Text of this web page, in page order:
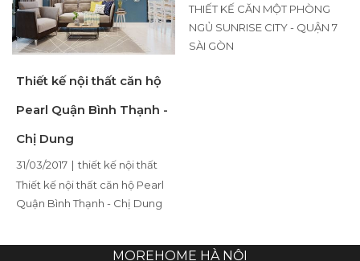
THIẾT KẾ CĂN MỘT PHÒNG
NGỦ SUNRISE CITY - QUẬN 7
SÀI GÒN
Thiết kế nội thất căn hộ
Pearl Quận Bình Thạnh -
Chị Dung
31/03/2017 | thiết kế nội thất
Thiết kế nội thất căn hộ Pearl
Quận Bình Thạnh - Chị Dung
MOREHOME HÀ NỘI